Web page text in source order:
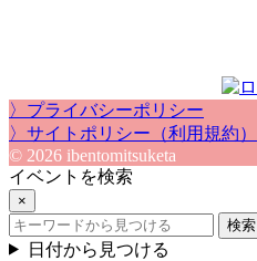
〉プライバシーポリシー
〉サイトポリシー（利用規約）
© 2026 ibentomitsuketa
イベントを検索
×
検索
日付から見つける